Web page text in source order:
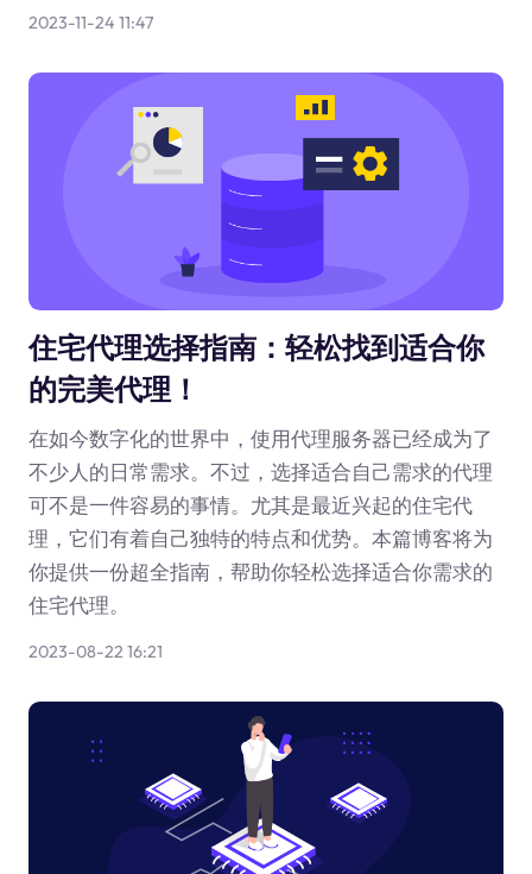
2023-11-24 11:47
住宅代理选择指南：轻松找到适合你
的完美代理！
在如今数字化的世界中，使用代理服务器已经成为了
不少人的日常需求。不过，选择适合自己需求的代理
可不是一件容易的事情。尤其是最近兴起的住宅代
理，它们有着自己独特的特点和优势。本篇博客将为
你提供一份超全指南，帮助你轻松选择适合你需求的
住宅代理。
2023-08-22 16:21